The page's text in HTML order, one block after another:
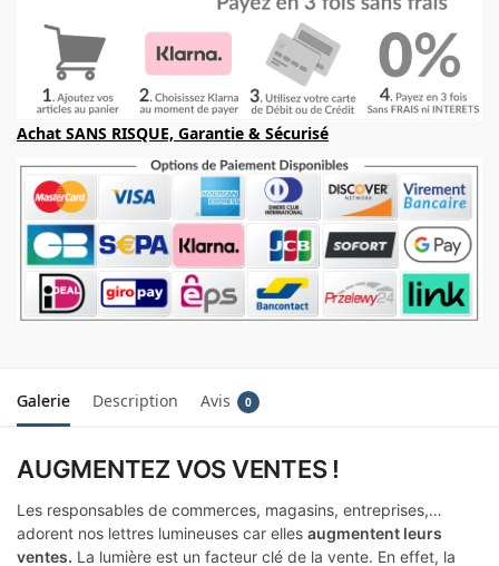
Achat SANS RISQUE, Garantie & Sécurisé
Galerie Description Avis 0
AUGMENTEZ VOS VENTES !
Les responsables de commerces, magasins, entreprises,…
adorent nos lettres lumineuses car elles augmentent leurs
ventes. La lumière est un facteur clé de la vente. En effet, la